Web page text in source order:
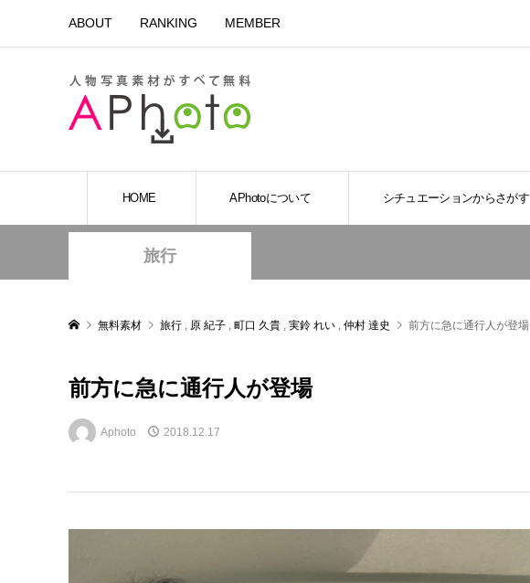
ABOUT RANKING MEMBER
HOME APhotoについて シチュエーションからさがす
旅行
無料素材 旅行 , 原 紀子 , 町口 久貴 , 実鈴 れい , 仲村 達史 前方に急に通行人が登場
前方に急に通行人が登場
Aphoto 2018.12.17